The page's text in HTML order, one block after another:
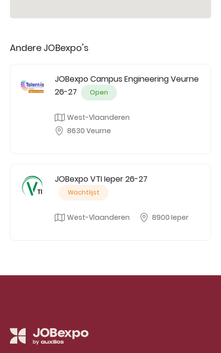
Andere JOBexpo's
JOBexpo Campus Engineering Veurne
26-27
Open
West-Vlaanderen
8630 Veurne
JOBexpo VTI Ieper 26-27
Wachtlijst
West-Vlaanderen 8900 Ieper